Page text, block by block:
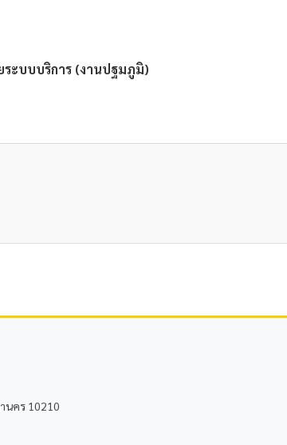
ะบบบริการ (งานปฐมภูมิ)
นคร 10210